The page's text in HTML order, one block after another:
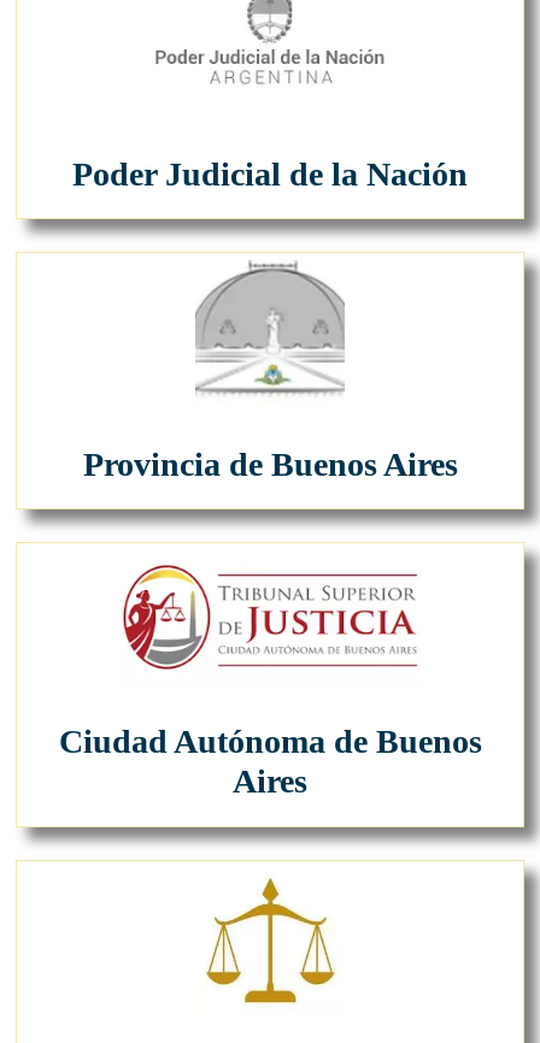
Poder Judicial de la Nación
Provincia de Buenos Aires
Ciudad Autónoma de Buenos
Aires